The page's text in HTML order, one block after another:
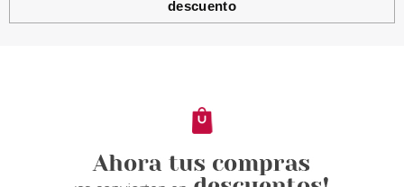
descuento